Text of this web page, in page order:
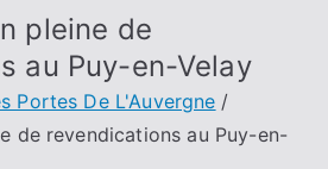
pleine de
au Puy-en-Velay
Portes De L'Auvergne
de revendications au Puy-en-